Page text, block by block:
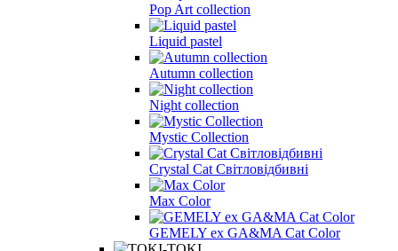
Pop Art collection
Liquid pastel
Autumn collection
Night collection
Mystic Collection
Crystal Cat Світловідбивні
Max Color
GEMELY ex GA&MA Cat Color